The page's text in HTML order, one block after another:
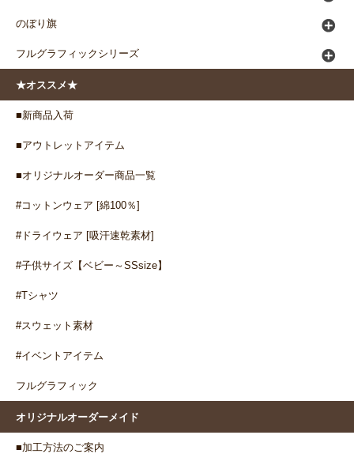
のぼり旗
フルグラフィックシリーズ
★オススメ★
■新商品入荷
■アウトレットアイテム
■オリジナルオーダー商品一覧
#コットンウェア [綿100％]
#ドライウェア [吸汗速乾素材]
#子供サイズ【ベビー～SSsize】
#Tシャツ
#スウェット素材
#イベントアイテム
フルグラフィック
オリジナルオーダーメイド
■加工方法のご案内